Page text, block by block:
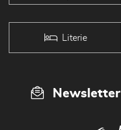
Literie
Newsletter